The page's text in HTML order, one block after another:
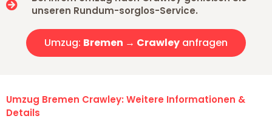
unseren Rundum-sorglos-Service.
Umzug: Bremen → Crawley anfragen
Umzug Bremen Crawley: Weitere Informationen &
Details